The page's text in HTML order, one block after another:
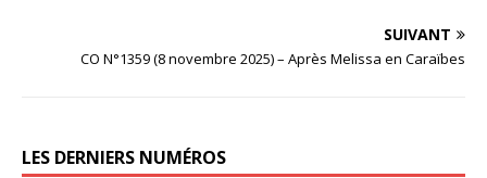
SUIVANT
CO N°1359 (8 novembre 2025) – Après Melissa en Caraïbes
LES DERNIERS NUMÉROS